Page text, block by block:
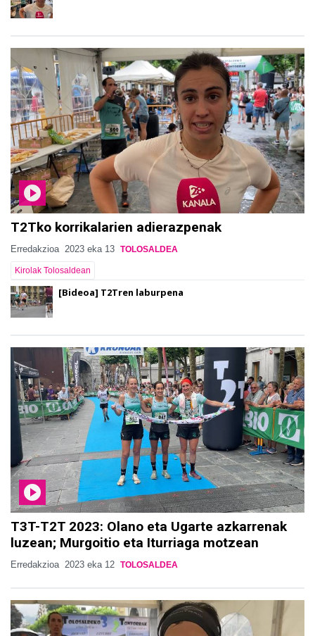
T2Tko korrikalarien adierazpenak
Erredakzioa 2023 eka 13 TOLOSALDEA
Kirolak Tolosaldean
[Bideoa] T2Tren laburpena
T3T-T2T 2023: Olano eta Ugarte azkarrenak
luzean; Murgoitio eta Iturriaga motzean
Erredakzioa 2023 eka 12 TOLOSALDEA